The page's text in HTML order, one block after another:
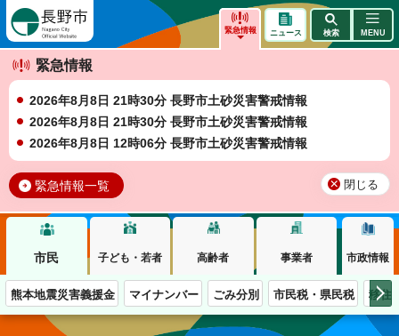
緊急情報
緊急情報
2026年8月8日 21時30分 長野市土砂災害警戒情報
2026年8月8日 21時30分 長野市土砂災害警戒情報
2026年8月8日 12時06分 長野市土砂災害警戒情報
緊急情報一覧 閉じる
ニュース 検索 MENU
市民 子ども・若者 高齢者 事業者 市政情報
熊本地震災害義援金 マイナンバー ごみ分別 市民税・県民税 移住
この街で、わたしらしく生きる。長野市